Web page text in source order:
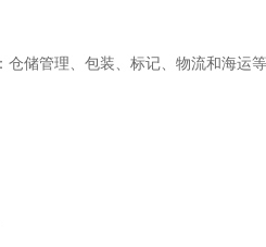
储管理、包装、标记、物流和海运等